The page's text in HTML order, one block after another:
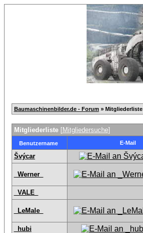
Baumaschinenbilder.de - Forum » Mitgliederliste
Mitgliederliste[Mitgliedersuche]
Benutzername E-Mail
Švýcar
_Werner_
_VALE_
_LeMale_
_hubi